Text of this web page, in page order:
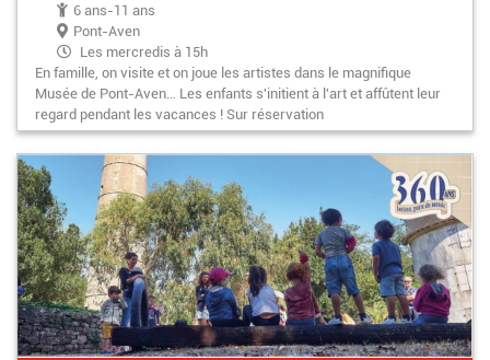
6 ans-11 ans
Pont-Aven
Les mercredis à 15h
En famille, on visite et on joue les artistes dans le magnifique
Musée de Pont-Aven… Les enfants s'initient à l'art et affûtent leur
regard pendant les vacances ! Sur réservation